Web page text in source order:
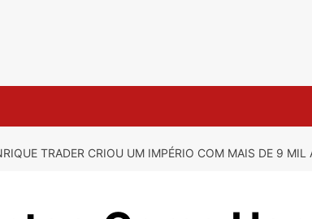
TRADER CRIOU UM IMPÉRIO COM MAIS DE 9 MIL